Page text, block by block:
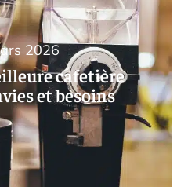
cafetière
et besoins
2026